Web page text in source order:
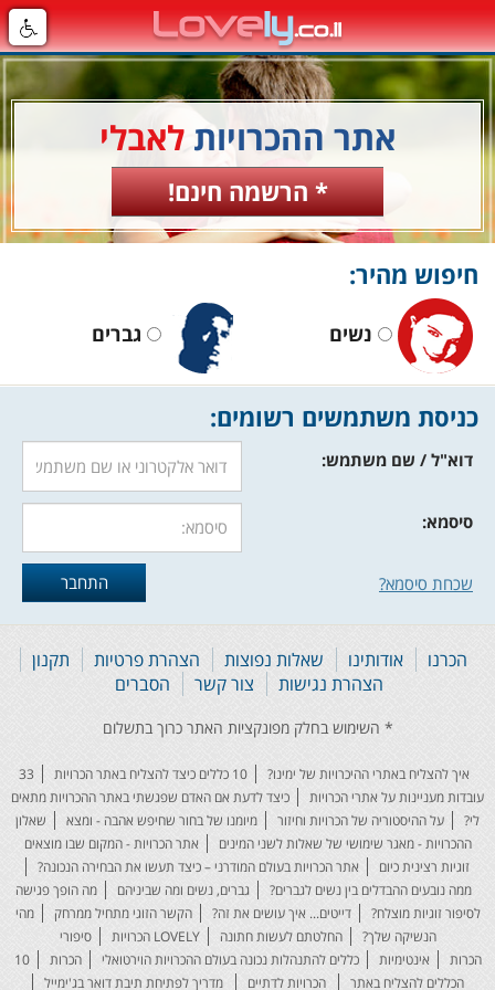
אתר ההכרויות לאבלי
* הרשמה חינם!
חיפוש מהיר:
נשים גברים
כניסת משתמשים רשומים:
דוא"ל / שם משתמש:
סיסמא:
שכחת סיסמא?
הכרנו אודותינו שאלות נפוצות הצהרת פרטיות
תקנון
הצהרת נגישות
צור קשר הסברים
איך להצליח באתרי ההיכרויות של ימינו? 10 כללים כיצד להצליח באתר הכרויות
33
עובדות מעניינות על אתרי הכרויות
כיצד לדעת אם האדם שפגשתי באתר ההכרויות מתאים
לי?
על ההיסטוריה של הכרויות וחיזור מיומנו של בחור שחיפש אהבה - ומצא
שאלון
ההכרויות - מאגר שימושי של שאלות לשני המינים
אתר הכרויות - המקום שבו מוצאים
זוגיות רצינית כיום
אתר הכרויות בעולם המודרני – כיצד תעשו את הבחירה הנכונה?
ממה נובעים ההבדלים בין נשים לגברים?
גברים, נשים ומה שביניהם
מה הופך פגישה
לסיפור זוגיות מוצלח?
דייטים... איך עושים את זה? הקשר הזוגי מתחיל ממרחק
מהי
הנשיקה שלך?
החלטתם לעשות חתונה LOVELY הכרויות
סיפורי
הכרות
אינטימיות כללים להתנהלות נכונה בעולם ההכרויות הוירטואלי הכרות
10
הכללים להצליח באתר
הכרויות לדתיים מדריך לפתיחת תיבת דואר בג'ימייל